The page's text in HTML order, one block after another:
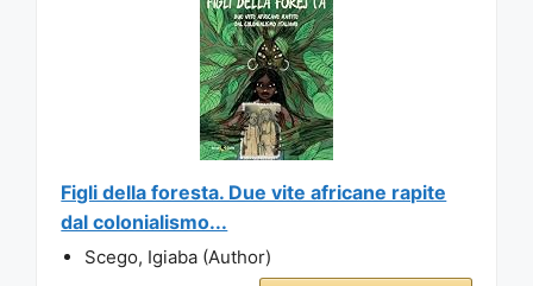
Figli della foresta. Due vite africane rapite
dal colonialismo...
Scego, Igiaba (Author)